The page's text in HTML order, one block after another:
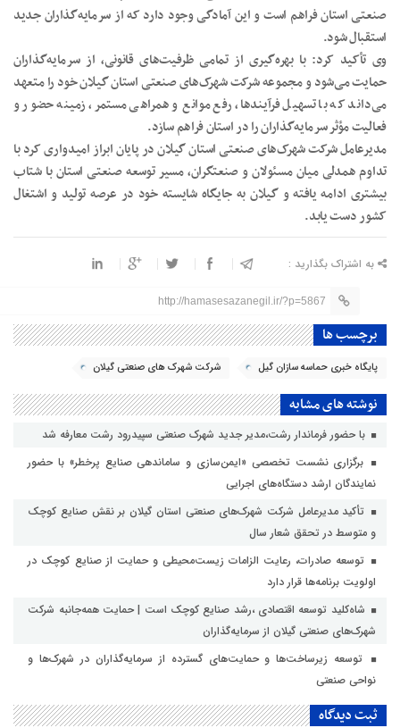
صنعتی استان فراهم است و این آمادگی وجود دارد که از سرمایه‌گذاران جدید
استقبال شود.
وی تأکید کرد: با بهره‌گیری از تمامی ظرفیت‌های قانونی، از سرمایه‌گذاران
حمایت می‌شود و مجموعه شرکت شهرک‌های صنعتی استان گیلان خود را متعهد
می‌داند که با تسهیل فرآیندها، رفع موانع و همراهی مستمر، زمینه حضور و
فعالیت مؤثر سرمایه‌گذاران را در استان فراهم سازد.
مدیرعامل شرکت شهرک‌های صنعتی استان گیلان در پایان ابراز امیدواری کرد با
تداوم همدلی میان مسئولان و صنعتگران، مسیر توسعه صنعتی استان با شتاب
بیشتری ادامه یافته و گیلان به جایگاه شایسته خود در عرصه تولید و اشتغال
کشور دست یابد.
به اشتراک بگذارید :
http://hamasesazanegil.ir/?p=5867
برچسب ها
پایگاه خبری حماسه سازان گیل شرکت شهرک های صنعتی گیلان
نوشته های مشابه
با حضور فرماندار رشت،مدیر جدید شهرک صنعتی سپیدرود رشت معارفه شد
برگزاری نشست تخصصی «ایمن‌سازی و ساماندهی صنایع پرخطر» با حضور
نمایندگان ارشد دستگاه‌های اجرایی
تأکید مدیرعامل شرکت شهرک‌های صنعتی استان گیلان بر نقش صنایع کوچک
و متوسط در تحقق شعار سال
توسعه صادرات، رعایت الزامات زیست‌محیطی و حمایت از صنایع کوچک در
اولویت برنامه‌ها قرار دارد
شاه‌کلید توسعه اقتصادی ،رشد صنایع کوچک است | حمایت همه‌جانبه شرکت
شهرک‌های صنعتی گیلان از سرمایه‌گذاران
توسعه زیرساخت‌ها و حمایت‌های گسترده از سرمایه‌گذاران در شهرک‌ها و
نواحی صنعتی
ثبت دیدگاه